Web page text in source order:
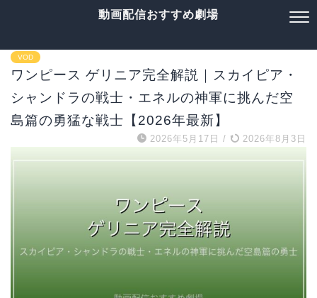
動画配信おすすめ劇場
VOD
ワンピース ゲリニア完全解説｜スカイピア・
シャンドラの戦士・エネルの神軍に挑んだ空
島篇の勇猛な戦士【2026年最新】
2026年5月17日 / 2026年8月3日